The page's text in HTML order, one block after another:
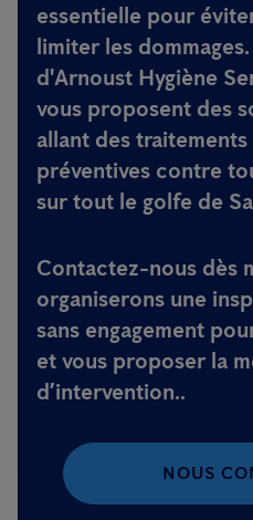
essentielle pour
limiter les
d'Arnoust Hygiène
vous proposent des
allant des
préventives contre
sur tout le golfe de
Contactez-nous dès
organiserons une
sans engagement
et vous proposer la
d’intervention..
NOUS